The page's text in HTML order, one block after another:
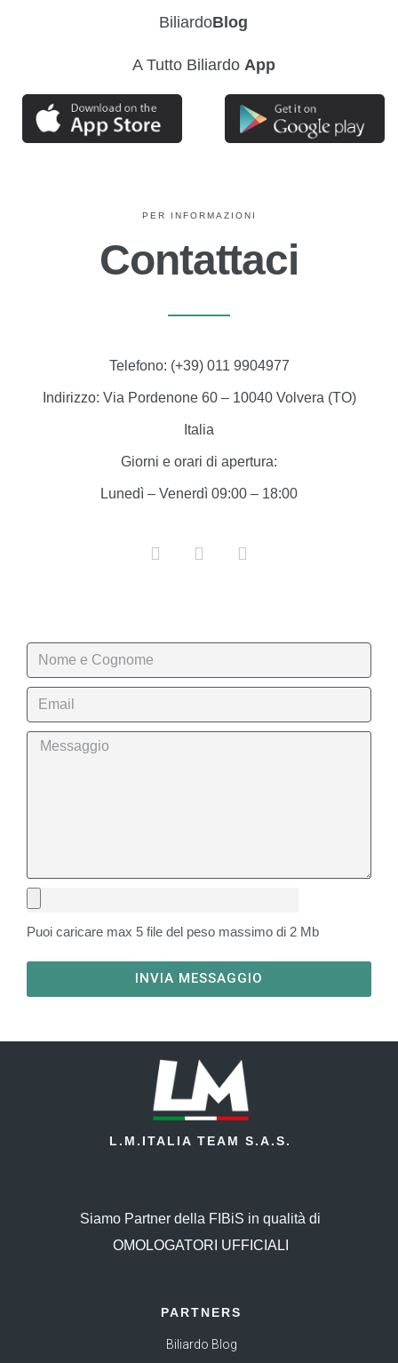
BiliardoBlog
A Tutto Biliardo App
PER INFORMAZIONI
Contattaci
Telefono: (+39) 011 9904977
Indirizzo: Via Pordenone 60 – 10040 Volvera (TO)
Italia
Giorni e orari di apertura:
Lunedì – Venerdì 09:00 – 18:00
Puoi caricare max 5 file del peso massimo di 2 Mb
INVIA MESSAGGIO
L.M.ITALIA TEAM S.A.S.
Siamo Partner della FIBiS in qualità di
OMOLOGATORI UFFICIALI
PARTNERS
Biliardo Blog